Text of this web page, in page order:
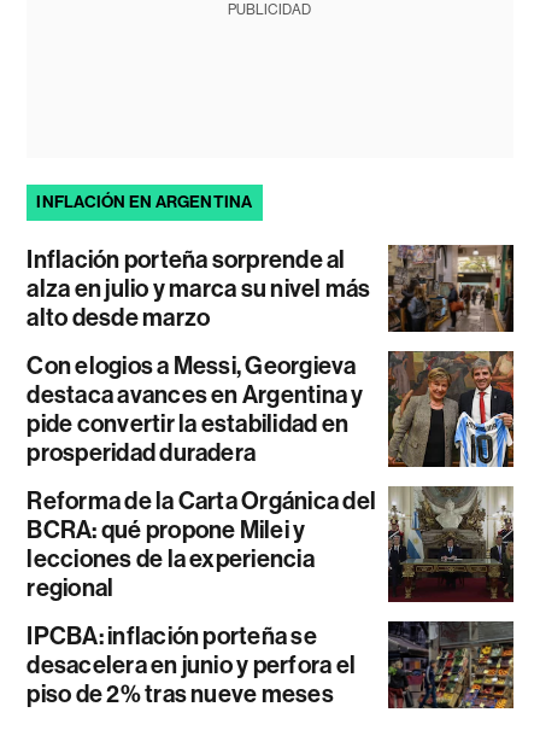
PUBLICIDAD
INFLACIÓN EN ARGENTINA
Inflación porteña sorprende al
alza en julio y marca su nivel más
alto desde marzo
Con elogios a Messi, Georgieva
destaca avances en Argentina y
pide convertir la estabilidad en
prosperidad duradera
Reforma de la Carta Orgánica del
BCRA: qué propone Milei y
lecciones de la experiencia
regional
IPCBA: inflación porteña se
desacelera en junio y perfora el
piso de 2% tras nueve meses